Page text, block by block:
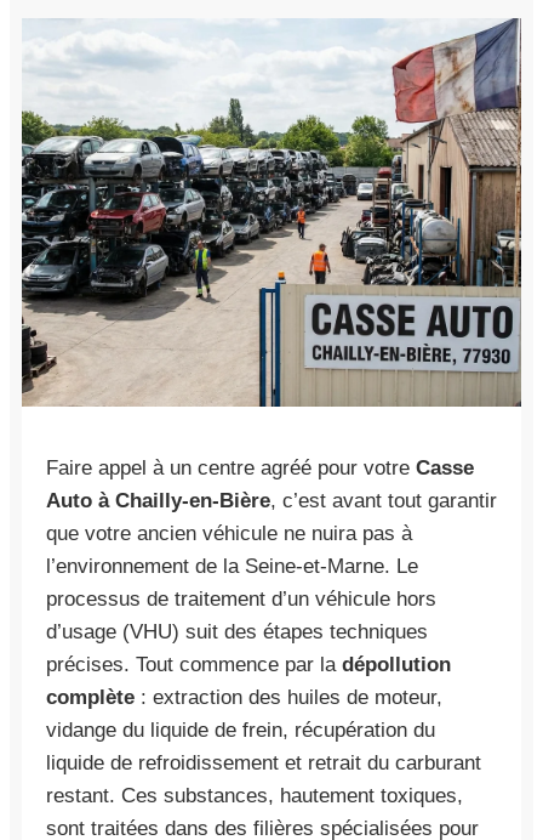
Faire appel à un centre agréé pour votre Casse
Auto à Chailly-en-Bière, c’est avant tout garantir
que votre ancien véhicule ne nuira pas à
l’environnement de la Seine-et-Marne. Le
processus de traitement d’un véhicule hors
d’usage (VHU) suit des étapes techniques
précises. Tout commence par la dépollution
complète : extraction des huiles de moteur,
vidange du liquide de frein, récupération du
liquide de refroidissement et retrait du carburant
restant. Ces substances, hautement toxiques,
sont traitées dans des filières spécialisées pour